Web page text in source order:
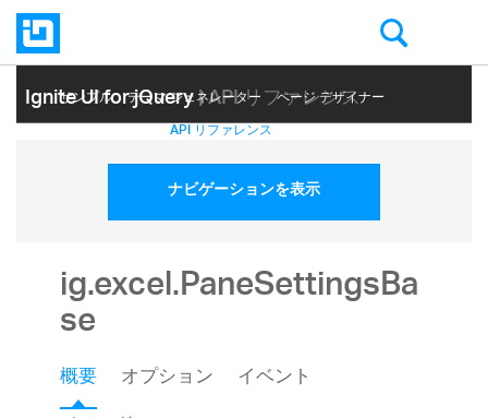
Ignite UI for jQuery| API リファレンス
サンプル テーマ ジェネレーター ページ デザイナー
ヘルプ トピック API リファレンス
ナビゲーションを表示
ig.excel.PaneSettingsBa
se
概要 オプション
イベント